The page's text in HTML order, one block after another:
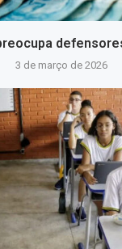
3 de março de 2026